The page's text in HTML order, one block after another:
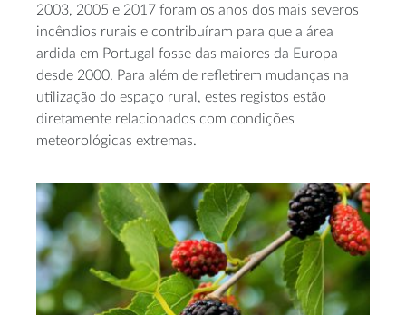
2003, 2005 e 2017 foram os anos dos mais severos
incêndios rurais e contribuíram para que a área
ardida em Portugal fosse das maiores da Europa
desde 2000. Para além de refletirem mudanças na
utilização do espaço rural, estes registos estão
diretamente relacionados com condições
meteorológicas extremas.